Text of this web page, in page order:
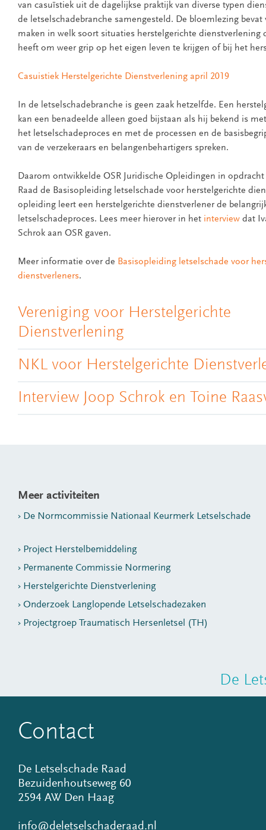
van casuïstiek uit de dagelijkse praktijk van diverse typen
de letselschadebranche samengesteld. De bloemlezing
maken in welk soort situaties herstelgerichte dienstverlening
heeft om weer grip op het eigen leven te krijgen of bij het
Casuistiek Herstelgerichte Dienstverlening april 2019
In de letselschadebranche is geen zaak hetzelfde. Een
kan een benadeelde alleen goed bijstaan als hij bekend is
het letselschadeproces en met de processen en de
van de verzekeraars en belangenbehartigers spreken.
Daarom ontwikkelde OSR Juridische Opleidingen in
Raad de Basisopleiding letselschade voor herstelgerichte
opleiding leert een herstelgerichte dienstverlener de
letselschadeproces. Lees meer hierover in het interview dat
Schrok aan OSR gaven.
Meer informatie over de Basisopleiding letselschade voor
dienstverleners.
Vereniging voor Herstelgerichte
Dienstverlening
NKL voor Herstelgerichte
Interview Joop Schrok en Toine
Meer activiteiten
De Normcommissie Nationaal Keurmerk Letselschade
Project Herstelbemiddeling
Permanente Commissie Normering
Herstelgerichte Dienstverlening
Onderzoek Langlopende Letselschadezaken
Projectgroep Traumatisch Hersenletsel (TH)
De
Contact
De Letselschade Raad
Bezuidenhoutseweg 60
2594 AW Den Haag
info@deletselschaderaad.nl